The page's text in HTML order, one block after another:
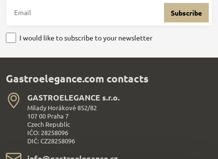
Subscribe
I would like to subscribe to your newsletter
Gastroelegance.com contacts
GASTROELEGANCE s​.r​.o​.
Milady Horákové 852/82
107 00 Praha 7
Czech Republic
IČO: 28258096
DIČ: CZ28258096